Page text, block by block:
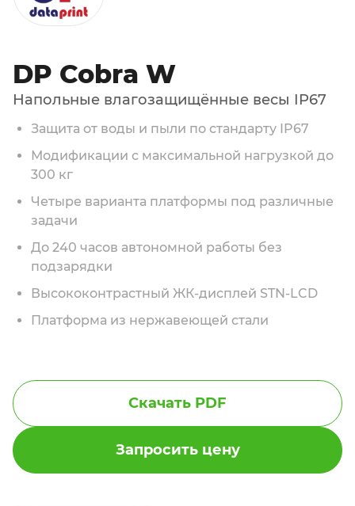
DP Cobra W
Напольные влагозащищённые весы IP67
Защита от воды и пыли по стандарту IP67
Модификации с максимальной нагрузкой до
300 кг
Четыре варианта платформы под различные
задачи
До 240 часов автономной работы без
подзарядки
Высококонтрастный ЖК-дисплей STN-LCD
Платформа из нержавеющей стали
Запросить цену
Скачать PDF